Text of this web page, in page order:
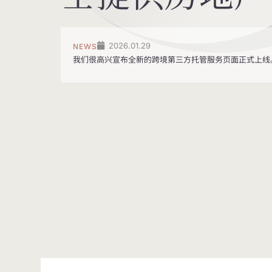
NEWS 2026.01.29
我们很高兴宣布全新的跨境第三方托管服务页面正式上